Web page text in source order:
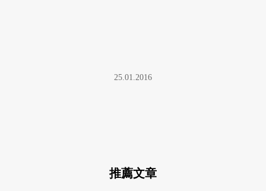
25.01.2016
推薦文章